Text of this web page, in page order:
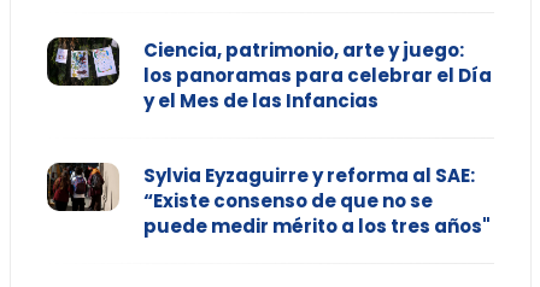
Ciencia, patrimonio, arte y juego:
los panoramas para celebrar el Día
y el Mes de las Infancias
Sylvia Eyzaguirre y reforma al SAE:
“Existe consenso de que no se
puede medir mérito a los tres años"